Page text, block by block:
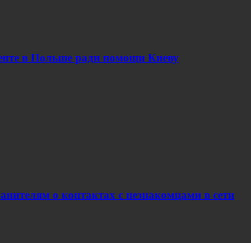
в Польше ради помощи Киеву
о контактах с незнакомцами в сети